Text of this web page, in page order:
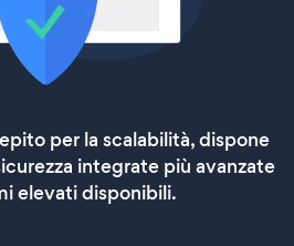
per la scalabilità, dispone
integrate più avanzate
elevati disponibili.